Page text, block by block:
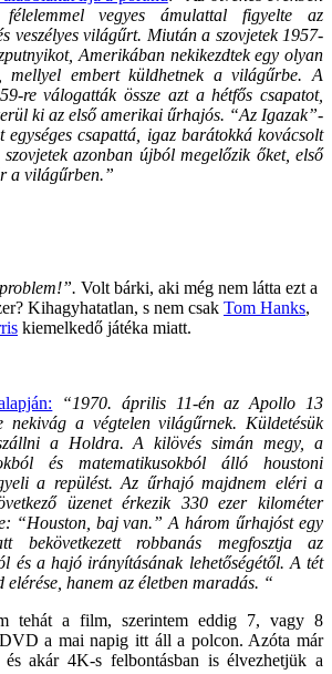
vegyes ámulattal figyelte az
veszélyes világűrt. Miután a szovjetek 1957-
Amerikában nekikezdtek egy olyan
mellyel embert küldhetnek a világűrbe. A
re válogatták össze azt a hétfős csapatot,
ki az első amerikai űrhajós. “Az Igazak”-
csapattá, igaz barátokká kovácsolt
azonban újból megelőzik őket, első
a világűrben.”
Volt bárki, aki még nem látta ezt a
Kihagyhatatlan, s nem csak Tom Hanks,
kiemelkedő játéka miatt.
“1970. április 11-én az Apollo 13
nekivág a végtelen világűrnek. Küldetésük
a Holdra. A kilövés simán megy, a
és matematikusokból álló houstoni
a repülést. Az űrhajó majdnem eléri a
üzenet érkezik 330 ezer kilométer
“Houston, baj van.” A három űrhajóst egy
bekövetkezett robbanás megfosztja az
és a hajó irányításának lehetőségétől. A tét
hanem az életben maradás. “
tehát a film, szerintem eddig 7, vagy 8
a mai napig itt áll a polcon. Azóta már
akár 4K-s felbontásban is élvezhetjük a